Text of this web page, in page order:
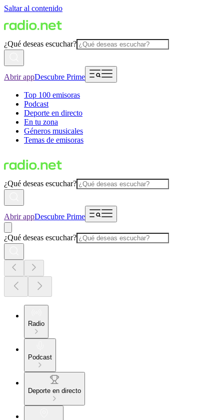
Saltar al contenido
¿Qué deseas escuchar?
Abrir appDescubre Prime
Top 100 emisoras
Podcast
Deporte en directo
En tu zona
Géneros musicales
Temas de emisoras
¿Qué deseas escuchar?
Abrir appDescubre Prime
¿Qué deseas escuchar?
Radio
Podcast
Deporte en directo